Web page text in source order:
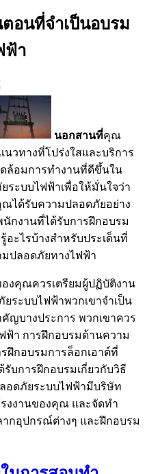
งคุณควรเตรียมผู้ปฏิบัติงาน
ระบบไฟฟ้าพวกเขาจำเป็น
ญบางประการ พวกเขาควร
กอบรมการล็อกเอาต์ที่
การฝึกอบรมเกี่ยวกับวิธี
ดภัยระบบไฟฟ้ามีบริษัท
งงานของคุณ และจัดทำ
ากอุปกรณ์ต่างๆ และฝึกอบรม
นการสอนทำ
บ้านไม่เพียงแต่จะสะดวกขึ้น
ห้คุณเพิ่มลูกเล่นให้กับสูตร
เอกลักษณ์เฉพาะตัวและ
ครื่องทำไอศกรีมที่หลาก
ณสามารถหาเครื่องทำ
องคุณได้อย่างง่ายดายและ
แพงที่สุดคือเครื่องทำ
อศกรีม
แบบแช่แข็งตัว